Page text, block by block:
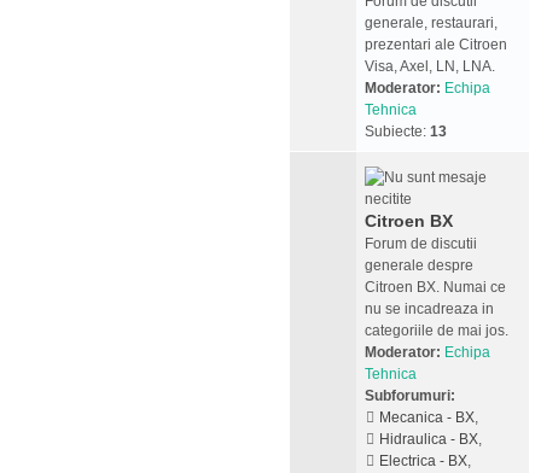
generale, restaurari,
prezentari ale Citroen
Visa, Axel, LN, LNA.
Moderator: Echipa
Tehnica
Subiecte: 13
Citroen BX
Forum de discutii
generale despre
Citroen BX. Numai ce
nu se incadreaza in
categoriile de mai jos.
Moderator: Echipa
Tehnica
Subforumuri:
Mecanica - BX,
Hidraulica - BX,
Electrica - BX,